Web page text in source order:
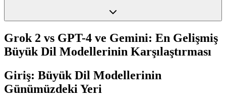
Grok 2 vs GPT-4 ve Gemini: En Gelişmiş
Büyük Dil Modellerinin Karşılaştırması
Giriş: Büyük Dil Modellerinin
Günümüzdeki Yeri